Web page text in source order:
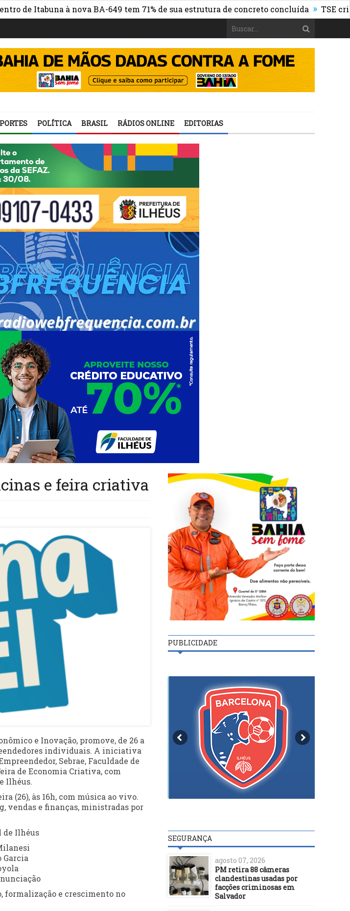
à nova BA-649 tem 71% de sua estrutura de concreto concluída » TSE cria órgão
POLÍTICA BRASIL RÁDIOS ONLINE EDITORIAS
e feira criativa
e Inovação, promove, de 26 a
individuais. A iniciativa
Sebrae, Faculdade de
de Economia Criativa, com
Ilhéus.
(26), às 16h, com música ao vivo.
vendas e finanças, ministradas por
de Ilhéus
Garcia
formalização e crescimento no
PUBLICIDADE
SEGURANÇA
agosto 07, 2026
PM retira 88 câmeras
clandestinas usadas por
facções criminosas em
Salvador